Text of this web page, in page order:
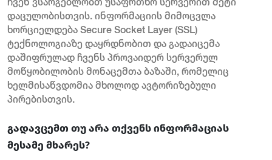
ჩვენ ვსარგებლობთ უსაფრთხო სერვერით მეტი
დაცულობისთვის. ინფორმაციის მიმოცვლა
ხორციელდება Secure Socket Layer (SSL)
ტექნოლოგიაზე დაყრდნობით და გადაიცემა
დაშიფრულად ჩვენს პროვაიდერ სერვერულ
მოწყობილობის მონაცემთა ბაზაში, რომელიც
ხელმისაწვდომია მხოლოდ ავტორიზებული
პირებისთვის.
გადავცემთ თუ არა თქვენს ინფორმაციას
მესამე მხარეს?